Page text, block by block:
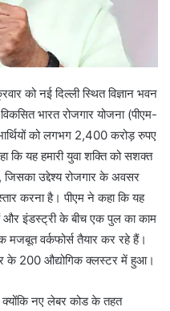
को नई दिल्ली स्थित विज्ञान भवन
भारत रोजगार योजना (पीएम-
को लगभग 2,400 करोड़ रुपए
कि यह हमारी युवा शक्ति को सशक्त
जिसका उद्देश्य रोजगार के अवसर
करना है। पीएम ने कहा कि यह
और इंडस्ट्री के बीच एक पुल का काम
वर्कफोर्स तैयार कर रहे हैं।
के 200 औद्योगिक क्लस्टर में हुआ।
क्योंकि नए लेबर कोड के तहत